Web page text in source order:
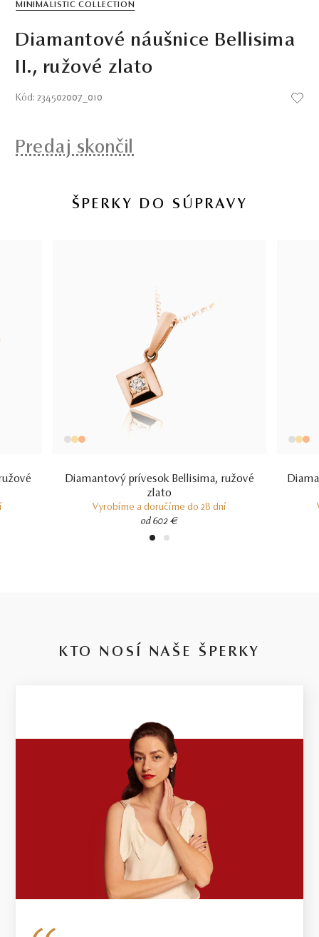
MINIMALISTIC COLLECTION
Diamantové náušnice Bellisima
II., ružové zlato
Kód: 234502007_010
Predaj skončil
ŠPERKY DO SÚPRAVY
Diamantový prívesok Bellisima, ružové
zlato
Vyrobíme a doručíme do 28 dní
od 602 €
1 2
KTO NOSÍ NAŠE ŠPERKY